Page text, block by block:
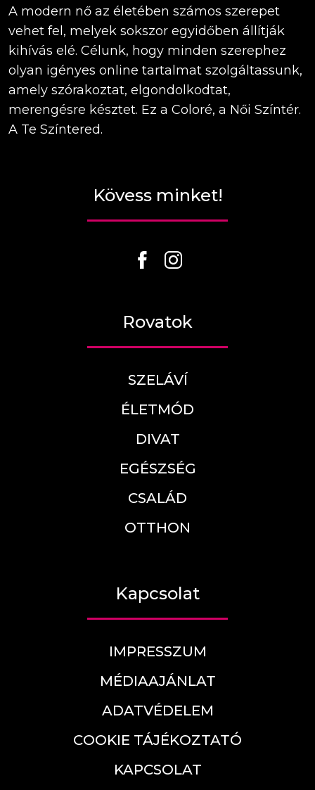
A modern nő az életében számos szerepet
vehet fel, melyek sokszor egyidőben állítják
kihívás elé. Célunk, hogy minden szerephez
olyan igényes online tartalmat szolgáltassunk,
amely szórakoztat, elgondolkodtat,
merengésre késztet. Ez a Coloré, a Női Színtér.
A Te Színtered.
Kövess minket!
Rovatok
SZELÁVÍ
ÉLETMÓD
DIVAT
EGÉSZSÉG
CSALÁD
OTTHON
Kapcsolat
IMPRESSZUM
MÉDIAAJÁNLAT
ADATVÉDELEM
COOKIE TÁJÉKOZTATÓ
KAPCSOLAT